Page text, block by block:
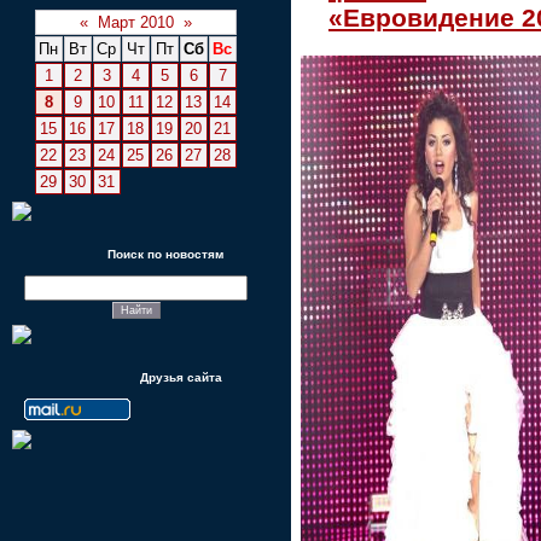
« Март 2010 »
Пн
Вт Ср Чт Пт Сб
Вс
1
2 3 4 5 6
7
8
9 10 11 12 13
14
15
16 17 18 19 20
21
22
23 24 25 26 27
28
29
30 31
Поиск по новостям
Друзья сайта
«Евровидение